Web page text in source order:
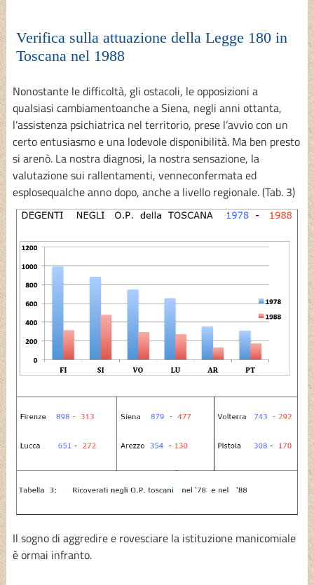
Verifica sulla attuazione della Legge 180 in
Toscana nel 1988
Nonostante le difficoltà, gli ostacoli, le opposizioni a
qualsiasi cambiamentoanche a Siena, negli anni ottanta,
l’assistenza psichiatrica nel territorio, prese l’avvio con un
certo entusiasmo e una lodevole disponibilità. Ma ben presto
si arenò. La nostra diagnosi, la nostra sensazione, la
valutazione sui rallentamenti, venneconfermata ed
esplosequalche anno dopo, anche a livello regionale. (Tab. 3)
Il sogno di aggredire e rovesciare la istituzione manicomiale
è ormai infranto.